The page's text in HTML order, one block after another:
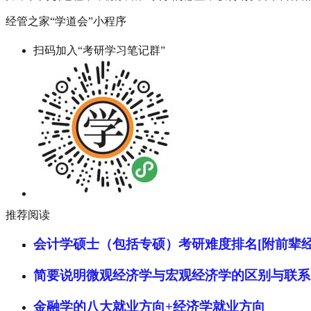
经管之家“学道会”小程序
扫码加入“考研学习笔记群”
推荐阅读
会计学硕士（包括专硕）考研难度排名[附前辈
简要说明微观经济学与宏观经济学的区别与联系
金融学的八大就业方向+经济学就业方向